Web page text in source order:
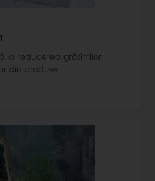
la reducerea grăsimilor
din produse